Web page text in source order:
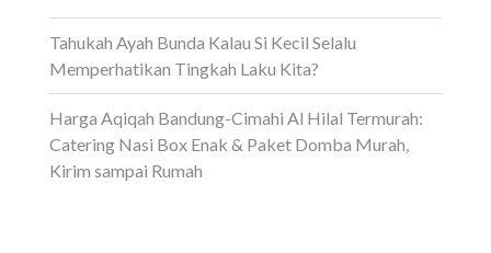
Tahukah Ayah Bunda Kalau Si Kecil Selalu
Memperhatikan Tingkah Laku Kita?
Harga Aqiqah Bandung-Cimahi Al Hilal Termurah:
Catering Nasi Box Enak & Paket Domba Murah,
Kirim sampai Rumah